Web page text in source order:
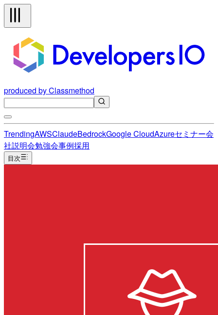
produced by Classmethod
TrendingAWSClaudeBedrockGoogle CloudAzureセミナー会
社説明会勉強会事例採用
目次